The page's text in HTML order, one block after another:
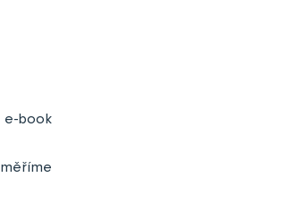
e-book